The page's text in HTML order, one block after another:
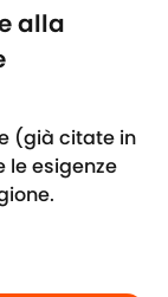
alla
(già citate in
le esigenze